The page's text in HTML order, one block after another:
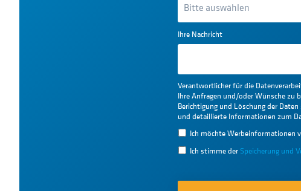
Ihre Nachricht
Verantwortlicher für die
Ihre Anfragen und/oder Wünsche zu
Berichtigung und Löschung der
und detaillierte Informationen zum
Ich möchte Werbeinformationen
Ich stimme der Speicherung und